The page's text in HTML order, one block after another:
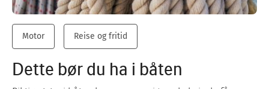
Motor Reise og fritid
Dette bør du ha i båten